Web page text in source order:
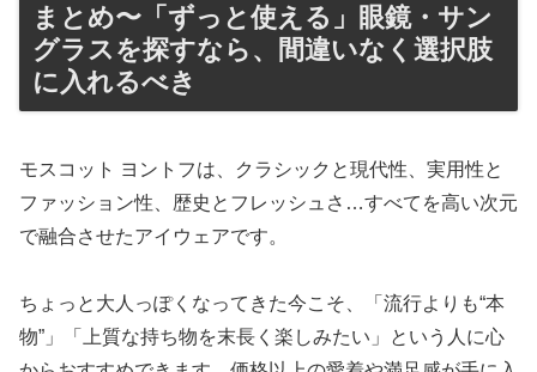
まとめ〜「ずっと使える」眼鏡・サン
グラスを探すなら、間違いなく選択肢
に入れるべき
モスコット ヨントフは、クラシックと現代性、実用性と
ファッション性、歴史とフレッシュさ…すべてを高い次元
で融合させたアイウェアです。
ちょっと大人っぽくなってきた今こそ、「流行よりも“本
物”」「上質な持ち物を末長く楽しみたい」という人に心